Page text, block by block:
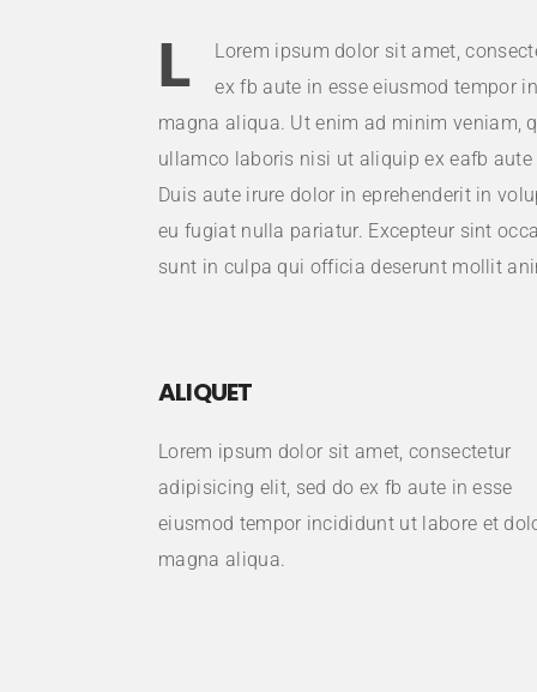
L
Lorem ipsum dolor sit amet,
ex fb aute in esse eiusmod tempor
magna aliqua. Ut enim ad minim veniam,
ullamco laboris nisi ut aliquip ex eafb
Duis aute irure dolor in eprehenderit in
eu fugiat nulla pariatur. Excepteur sint
sunt in culpa qui officia deserunt mollit
ALIQUET
Lorem ipsum dolor sit amet, consectetur
adipisicing elit, sed do ex fb aute in esse
eiusmod tempor incididunt ut labore et
magna aliqua.